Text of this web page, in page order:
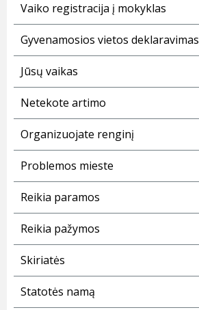
Vaiko registracija į mokyklas
Gyvenamosios vietos deklaravimas
Jūsų vaikas
Netekote artimo
Organizuojate renginį
Problemos mieste
Reikia paramos
Reikia pažymos
Skiriatės
Statotės namą